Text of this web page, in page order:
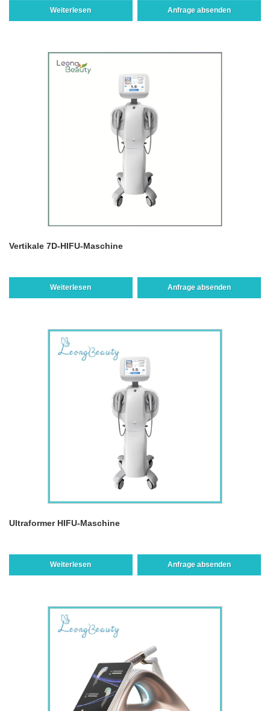
Weiterlesen Anfrage absenden
Vertikale 7D-HIFU-Maschine
Weiterlesen Anfrage absenden
Ultraformer HIFU-Maschine
Weiterlesen Anfrage absenden